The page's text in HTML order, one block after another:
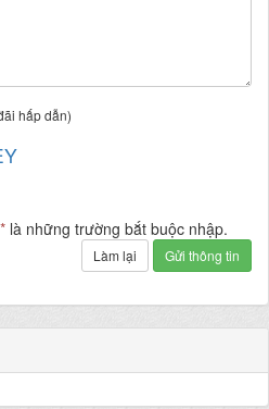
hấp dẫn)
* là những trường bắt buộc nhập.
Làm lại Gửi thông tin